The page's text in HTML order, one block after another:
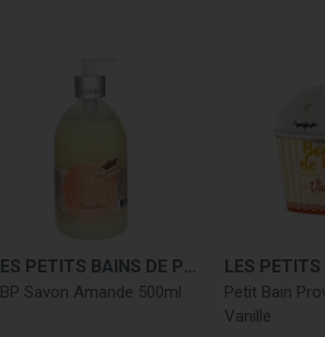
produits Les
se distinguent par :
à base d’ingrédients naturels, sans
:
agréables et des parfums subtils
LES PETITS BAINS DE PROVENCE
Savon Amande 500ml
Petit Bain
Vanille